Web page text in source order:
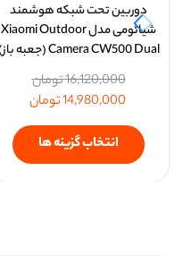
دوربین تحت شبکه هوشمند
شیائومی مدل Xiaomi Outdoor
Camera CW500 Dual (جعبه باز)
16,120,000تومان
14,980,000تومان
انتخاب گزینه ها